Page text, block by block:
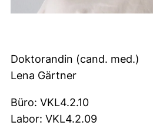
Doktorandin (cand. med.)
Lena Gärtner
Büro: VKL4.2.10
Labor: VKL4.2.09